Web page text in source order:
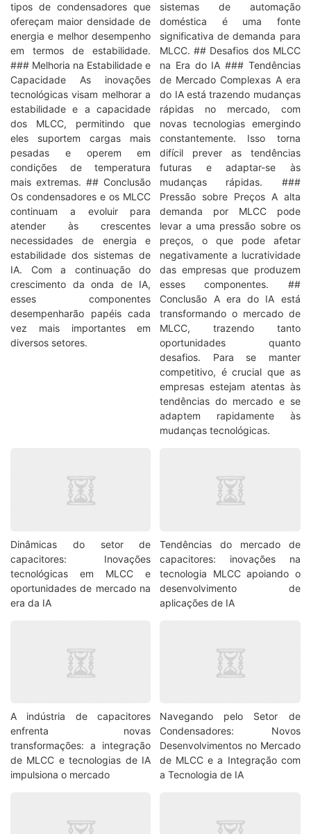
tipos de condensadores que
ofereçam maior densidade de
energia e melhor desempenho
em termos de estabilidade.
### Melhoria na Estabilidade e
Capacidade As inovações
tecnológicas visam melhorar a
estabilidade e a capacidade
dos MLCC, permitindo que
eles suportem cargas mais
pesadas e operem em
condições de temperatura
mais extremas. ## Conclusão
Os condensadores e os MLCC
continuam a evoluir para
atender às crescentes
necessidades de energia e
estabilidade dos sistemas de
IA. Com a continuação do
crescimento da onda de IA,
esses componentes
desempenharão papéis cada
vez mais importantes em
diversos setores.
sistemas de automação
doméstica é uma fonte
significativa de demanda para
MLCC. ## Desafios dos MLCC
na Era do IA ### Tendências
de Mercado Complexas A era
do IA está trazendo mudanças
rápidas no mercado, com
novas tecnologias emergindo
constantemente. Isso torna
difícil prever as tendências
futuras e adaptar-se às
mudanças rápidas. ###
Pressão sobre Preços A alta
demanda por MLCC pode
levar a uma pressão sobre os
preços, o que pode afetar
negativamente a lucratividade
das empresas que produzem
esses componentes. ##
Conclusão A era do IA está
transformando o mercado de
MLCC, trazendo tanto
oportunidades quanto
desafios. Para se manter
competitivo, é crucial que as
empresas estejam atentas às
tendências do mercado e se
adaptem rapidamente às
mudanças tecnológicas.
Dinâmicas do setor de
capacitores: Inovações
tecnológicas em MLCC e
oportunidades de mercado na
era da IA
Tendências do mercado de
capacitores: inovações na
tecnologia MLCC apoiando o
desenvolvimento de
aplicações de IA
A indústria de capacitores
enfrenta novas
transformações: a integração
de MLCC e tecnologias de IA
impulsiona o mercado
Navegando pelo Setor de
Condensadores: Novos
Desenvolvimentos no Mercado
de MLCC e a Integração com
a Tecnologia de IA